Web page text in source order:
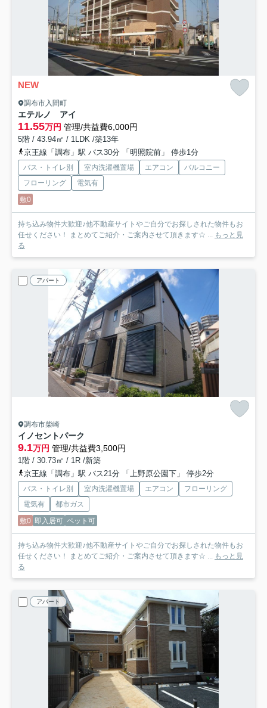
NEW
調布市入間町
エテルノ アイ
11.55万円 管理/共益費6,000円
5階 / 43.94㎡ / 1LDK /築13年
京王線「調布」駅 バス30分 「明照院前」 停歩1分
バス・トイレ別 室内洗濯機置場 エアコン
バルコニー
フローリング
電気有
敷0
持ち込み物件大歓迎♪他不動産サイトやご自分でお探しされた物件もお
任せください！ まとめてご紹介・ご案内させて頂きます☆ ... もっと見
る
アパート
調布市柴崎
イノセントパーク
9.1万円 管理/共益費3,500円
1階 / 30.73㎡ / 1R /新築
京王線「調布」駅 バス21分 「上野原公園下」 停歩2分
バス・トイレ別 室内洗濯機置場 エアコン
フローリング
電気有
都市ガス
敷0 即入居可 ペット可
持ち込み物件大歓迎♪他不動産サイトやご自分でお探しされた物件もお
任せください！ まとめてご紹介・ご案内させて頂きます☆ ... もっと見
る
アパート